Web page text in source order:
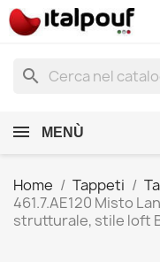
search
MENÙ
Home Tappeti
461.7.AE120 Misto
strutturale, stile loft